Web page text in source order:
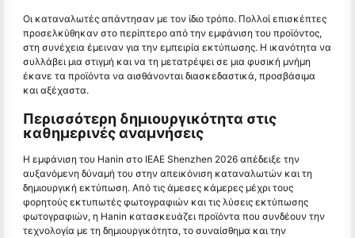
Οι καταναλωτές απάντησαν με τον ίδιο τρόπο. Πολλοί επισκέπτες
προσελκύθηκαν στο περίπτερο από την εμφάνιση του προϊόντος,
στη συνέχεια έμειναν για την εμπειρία εκτύπωσης. Η ικανότητα να
συλλάβει μια στιγμή και να τη μετατρέψει σε μια φυσική μνήμη
έκανε τα προϊόντα να αισθάνονται διασκεδαστικά, προσβάσιμα
και αξέχαστα.
Περισσότερη δημιουργικότητα στις
καθημερινές αναμνήσεις
Η εμφάνιση του Hanin στο IEAE Shenzhen 2026 απέδειξε την
αυξανόμενη δύναμή του στην απεικόνιση καταναλωτών και τη
δημιουργική εκτύπωση. Από τις άμεσες κάμερες μέχρι τους
φορητούς εκτυπωτές φωτογραφιών και τις λύσεις εκτύπωσης
φωτογραφιών, η Hanin κατασκευάζει προϊόντα που συνδέουν την
τεχνολογία με τη δημιουργικότητα, το συναίσθημα και την